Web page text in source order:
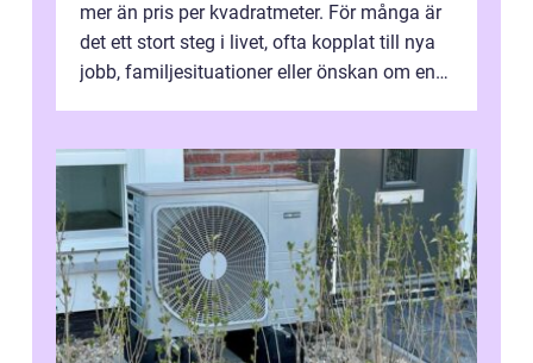
mer än pris per kvadratmeter. För många är
det ett stort steg i livet, ofta kopplat till nya
jobb, familjesituationer eller önskan om en